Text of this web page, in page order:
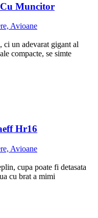
Muncitor
Avioane
un adevarat gigant al
compacte, se simte
Hr16
Avioane
cupa poate fi detasata
cu brat a mimi